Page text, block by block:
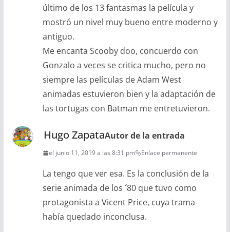
último de los 13 fantasmas la película y
mostró un nivel muy bueno entre moderno y
antiguo.
Me encanta Scooby doo, concuerdo con
Gonzalo a veces se critica mucho, pero no
siempre las películas de Adam West
animadas estuvieron bien y la adaptación de
las tortugas con Batman me entretuvieron.
Hugo ZapataAutor de la entrada
el junio 11, 2019 a las 8:31 pm Enlace permanente
La tengo que ver esa. Es la conclusión de la
serie animada de los ´80 que tuvo como
protagonista a Vicent Price, cuya trama
había quedado inconclusa.